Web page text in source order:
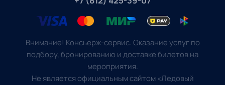
Внимание! Консьерж-сервис. Оказание услуг по
подбору, бронированию и доставке билетов на
мероприятия.
Не является официальным сайтом «Ледовый